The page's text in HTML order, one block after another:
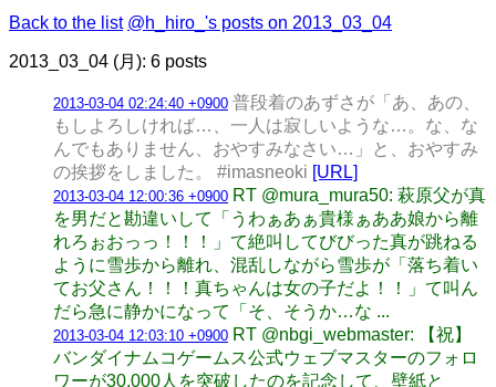
Back to the list @h_hiro_'s posts on 2013_03_04
2013_03_04 (月): 6 posts
2013-03-04 02:24:40 +0900 普段着のあずさが「あ、あの、
もしよろしければ…、一人は寂しいような…。な、な
んでもありません、おやすみなさい…」と、おやすみ
の挨拶をしました。 #imasneoki [URL]
2013-03-04 12:00:36 +0900 RT @mura_mura50: 萩原父が真
を男だと勘違いして「うわぁあぁ貴様ぁああ娘から離
れろぉおっっ！！！」て絶叫してびびった真が跳ねる
ように雪歩から離れ、混乱しながら雪歩が「落ち着い
てお父さん！！！真ちゃんは女の子だよ！！」て叫ん
だら急に静かになって「そ、そうか…な ...
2013-03-04 12:03:10 +0900 RT @nbgi_webmaster: 【祝】
バンダイナムコゲームス公式ウェブマスターのフォロ
ワーが30,000人を突破したのを記念して、壁紙と